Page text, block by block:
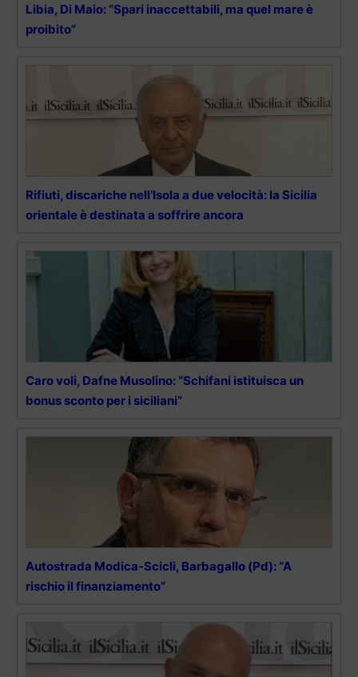
Libia, Di Maio: “Spari inaccettabili, ma quel mare è
proibito”
Rifiuti, discariche nell’Isola a due velocità: la Sicilia
orientale è destinata a soffrire ancora
Caro voli, Dafne Musolino: “Schifani istituisca un
bonus sconto per i siciliani”
Autostrada Modica-Scicli, Barbagallo (Pd): “A
rischio il finanziamento”